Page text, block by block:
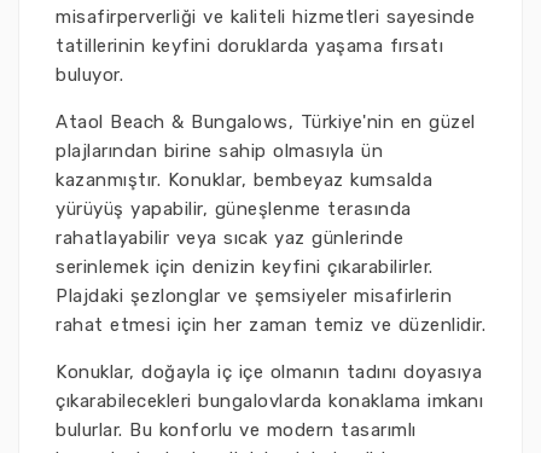
misafirperverliği ve kaliteli hizmetleri sayesinde
tatillerinin keyfini doruklarda yaşama fırsatı
buluyor.
Ataol Beach & Bungalows, Türkiye'nin en güzel
plajlarından birine sahip olmasıyla ün
kazanmıştır. Konuklar, bembeyaz kumsalda
yürüyüş yapabilir, güneşlenme terasında
rahatlayabilir veya sıcak yaz günlerinde
serinlemek için denizin keyfini çıkarabilirler.
Plajdaki şezlonglar ve şemsiyeler misafirlerin
rahat etmesi için her zaman temiz ve düzenlidir.
Konuklar, doğayla iç içe olmanın tadını doyasıya
çıkarabilecekleri bungalovlarda konaklama imkanı
bulurlar. Bu konforlu ve modern tasarımlı